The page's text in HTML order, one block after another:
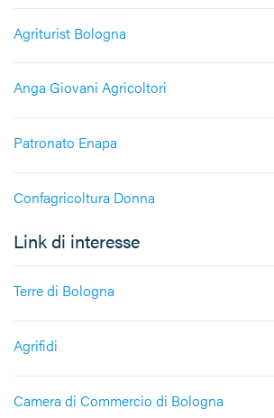
Agriturist Bologna
Anga Giovani Agricoltori
Patronato Enapa
Confagricoltura Donna
Link di interesse
Terre di Bologna
Agrifidi
Camera di Commercio di Bologna